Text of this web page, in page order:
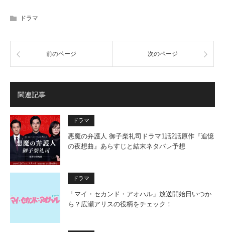
ドラマ
前のページ 次のページ
関連記事
ドラマ
悪魔の弁護人 御子柴礼司ドラマ1話2話原作『追憶
の夜想曲』あらすじと結末ネタバレ予想
ドラマ
「マイ・セカンド・アオハル」放送開始日いつか
ら？広瀬アリスの役柄をチェック！